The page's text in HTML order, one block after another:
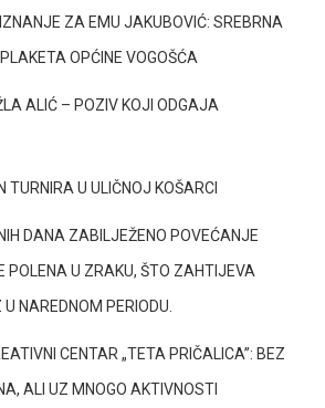
ZA EMU JAKUBOVIĆ: SREBRNA
OPĆINE VOGOŠĆA
ALIĆ – POZIV KOJI ODGAJA
TURNIRA U ULIČNOJ KOŠARCI
DANA ZABILJEŽENO POVEĆANJE
POLENA U ZRAKU, ŠTO ZAHTIJEVA
NAREDNOM PERIODU.
CENTAR „TETA PRIČALICA”: BEZ
ALI UZ MNOGO AKTIVNOSTI